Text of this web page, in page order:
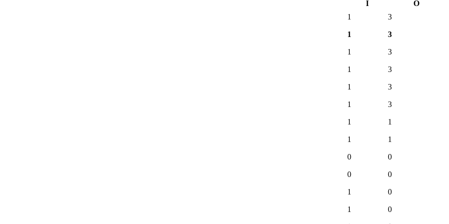
третьому вдома з ДК, але там мабуть буде
покращень по сайту? І чи можна на сайт скинути
активніший з часом)
І
О
1 3
1 3
1 3
1 3
1 3
1 3
1 1
1 1
0 0
0 0
1 0
1 0